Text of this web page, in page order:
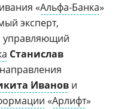
«Альфа-Банка»
эксперт,
управляющий
Станислав
Иванов и
«Арлифт»